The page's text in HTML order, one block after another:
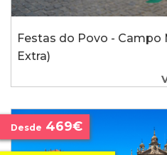
Festas do Povo - Campo
Extra)
Desde 469€